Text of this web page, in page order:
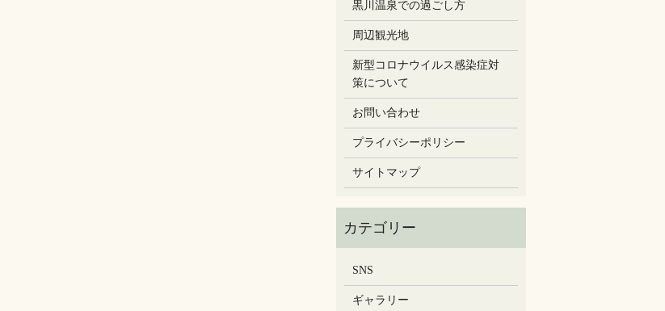
黒川温泉での過ごし方
周辺観光地
新型コロナウイルス感染症対
策について
お問い合わせ
プライバシーポリシー
サイトマップ
SNS
ギャラリー